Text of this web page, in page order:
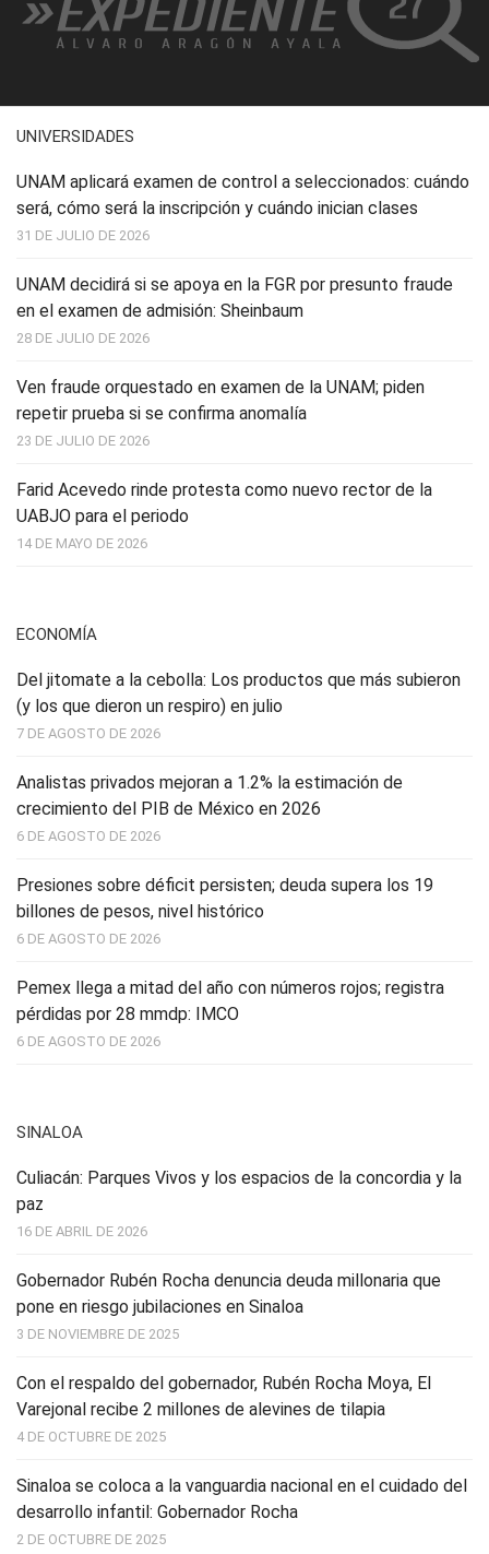
UNIVERSIDADES
UNAM aplicará examen de control a seleccionados: cuándo
será, cómo será la inscripción y cuándo inician clases
31 DE JULIO DE 2026
UNAM decidirá si se apoya en la FGR por presunto fraude
en el examen de admisión: Sheinbaum
28 DE JULIO DE 2026
Ven fraude orquestado en examen de la UNAM; piden
repetir prueba si se confirma anomalía
23 DE JULIO DE 2026
Farid Acevedo rinde protesta como nuevo rector de la
UABJO para el periodo
14 DE MAYO DE 2026
ECONOMÍA
Del jitomate a la cebolla: Los productos que más subieron
(y los que dieron un respiro) en julio
7 DE AGOSTO DE 2026
Analistas privados mejoran a 1.2% la estimación de
crecimiento del PIB de México en 2026
6 DE AGOSTO DE 2026
Presiones sobre déficit persisten; deuda supera los 19
billones de pesos, nivel histórico
6 DE AGOSTO DE 2026
Pemex llega a mitad del año con números rojos; registra
pérdidas por 28 mmdp: IMCO
6 DE AGOSTO DE 2026
SINALOA
Culiacán: Parques Vivos y los espacios de la concordia y la
paz
16 DE ABRIL DE 2026
Gobernador Rubén Rocha denuncia deuda millonaria que
pone en riesgo jubilaciones en Sinaloa
3 DE NOVIEMBRE DE 2025
Con el respaldo del gobernador, Rubén Rocha Moya, El
Varejonal recibe 2 millones de alevines de tilapia
4 DE OCTUBRE DE 2025
Sinaloa se coloca a la vanguardia nacional en el cuidado del
desarrollo infantil: Gobernador Rocha
2 DE OCTUBRE DE 2025